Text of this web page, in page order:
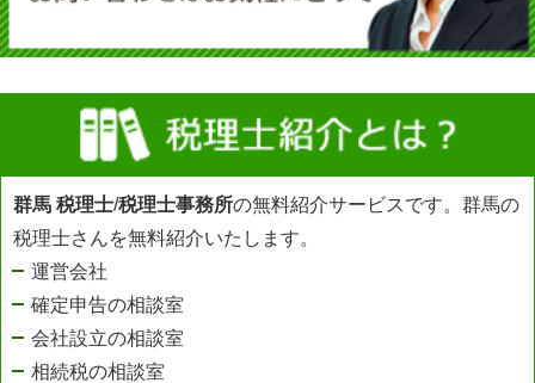
群馬 税理士/税理士事務所の無料紹介サービスです。群馬の
税理士さんを無料紹介いたします。
運営会社
確定申告の相談室
会社設立の相談室
相続税の相談室